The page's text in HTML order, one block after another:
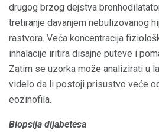
drugog brzog dejstva
tretiranje davanjem nebulizovanog
rastvora. Veća koncentracija
inhalacije iritira disajne puteve i
Zatim se uzorka može analizirati u
videlo da li postoji prisustvo veće
eozinofila.
Biopsija dijabetesa